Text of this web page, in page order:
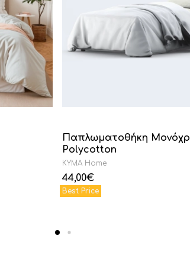
Παπλωματοθήκη
Polycotton
KYMA Home
44,00€